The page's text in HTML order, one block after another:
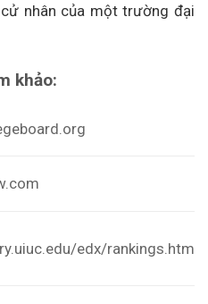
nhân của một trường đại
khảo:
edx/rankings.htm